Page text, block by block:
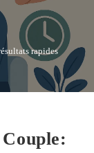
rapides